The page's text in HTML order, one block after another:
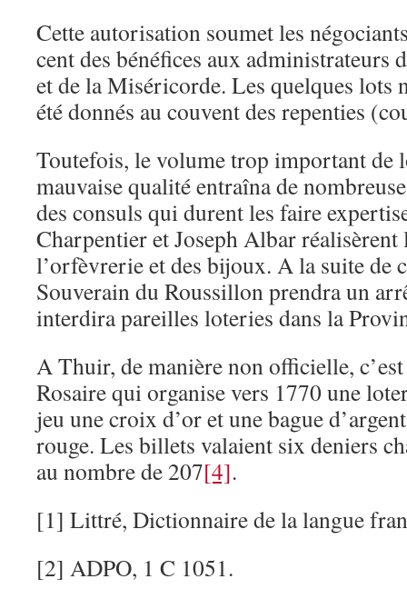
Cette autorisation soumet les
cent des bénéfices aux administrateurs
et de la Miséricorde. Les quelques lots
été donnés au couvent des repenties
Toutefois, le volume trop important de
mauvaise qualité entraîna de
des consuls qui durent les faire
Charpentier et Joseph Albar réalisèrent
l’orfèvrerie et des bijoux. A la suite de
Souverain du Roussillon prendra un
interdira pareilles loteries dans la
A Thuir, de manière non officielle,
Rosaire qui organise vers 1770 une
jeu une croix d’or et une bague
rouge. Les billets valaient six deniers
au nombre de 207[4].
[1] Littré, Dictionnaire de la langue
[2] ADPO, 1 C 1051.